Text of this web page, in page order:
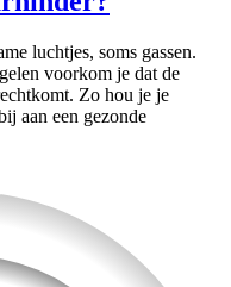
luchtjes, soms gassen.
voorkom je dat de
Zo hou je je
aan een gezonde